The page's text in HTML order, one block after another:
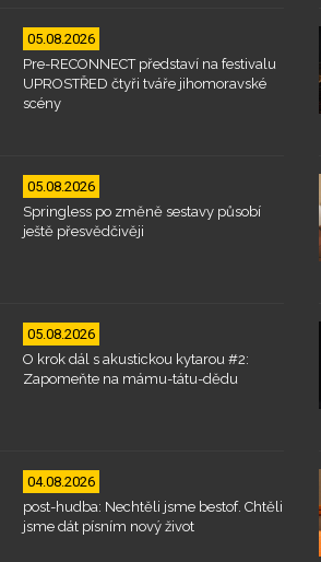
05.08.2026
Pre-RECONNECT představí na festivalu
UPROSTŘED čtyři tváře jihomoravské
scény
05.08.2026
Springless po změně sestavy působí
ještě přesvědčivěji
05.08.2026
O krok dál s akustickou kytarou #2:
Zapomeňte na mámu-tátu-dědu
04.08.2026
post-hudba: Nechtěli jsme bestof. Chtěli
jsme dát písním nový život